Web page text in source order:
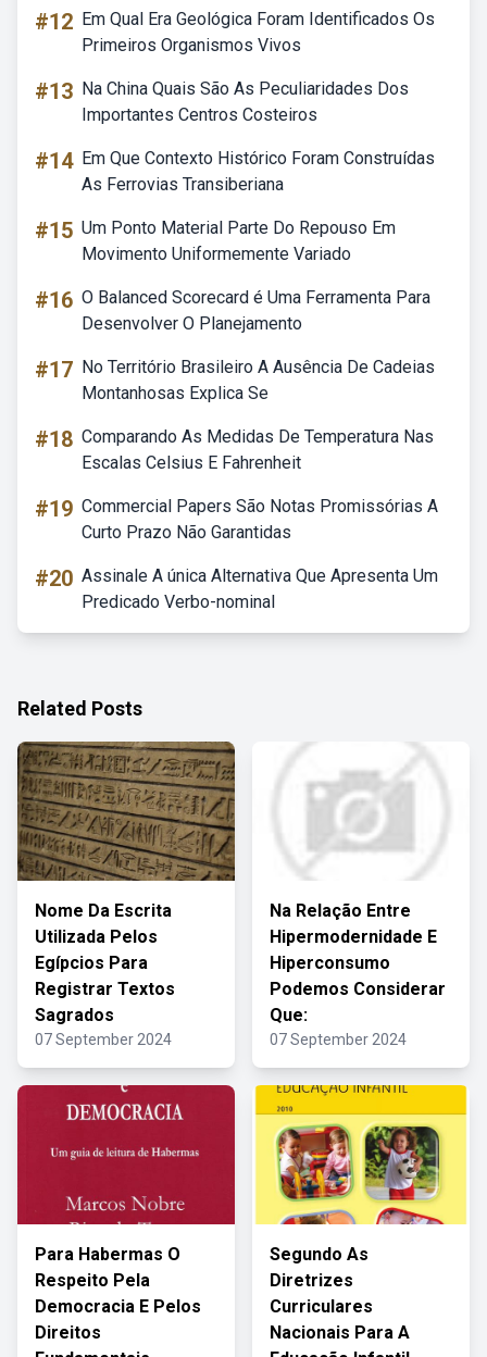
#12 Em Qual Era Geológica Foram Identificados Os
Primeiros Organismos Vivos
#13 Na China Quais São As Peculiaridades Dos
Importantes Centros Costeiros
#14 Em Que Contexto Histórico Foram Construídas
As Ferrovias Transiberiana
#15 Um Ponto Material Parte Do Repouso Em
Movimento Uniformemente Variado
#16 O Balanced Scorecard é Uma Ferramenta Para
Desenvolver O Planejamento
#17 No Território Brasileiro A Ausência De Cadeias
Montanhosas Explica Se
#18 Comparando As Medidas De Temperatura Nas
Escalas Celsius E Fahrenheit
#19 Commercial Papers São Notas Promissórias A
Curto Prazo Não Garantidas
#20 Assinale A única Alternativa Que Apresenta Um
Predicado Verbo-nominal
Related Posts
Nome Da Escrita
Utilizada Pelos
Egípcios Para
Registrar Textos
Sagrados
07 September 2024
Na Relação Entre
Hipermodernidade E
Hiperconsumo
Podemos Considerar
Que:
07 September 2024
Para Habermas O
Respeito Pela
Democracia E Pelos
Direitos
Segundo As
Diretrizes
Curriculares
Nacionais Para A